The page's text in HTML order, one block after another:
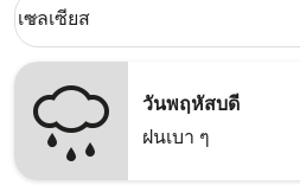
เซลเซียส
keyboard_arrow_down
วันพฤหัสบดี
ฝนเบา ๆ